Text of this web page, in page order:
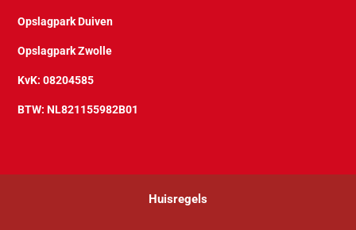
Opslagpark Duiven
Opslagpark Zwolle
KvK: 08204585
BTW: NL821155982B01
Huisregels